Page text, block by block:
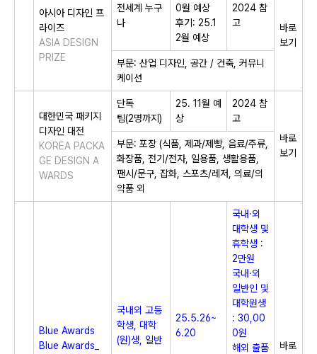
아시아 디자인 프
라이즈
ASIA DESIGN
PRIZE
전세계 누구
나
0월 예상
후기: 25.1
2월 예상
2024 참
고
바로
보기
부문: 산업 디자인, 공간 / 건축, 커뮤니
케이션
대한민국 패키지
디자인 대전
KOREA PACKA
GE DESIGN A
WARDS
단독
팀(2명까지)
25. 11월 예
상
2024 참
고
바로
보기
부문: 포장 (식품, 제과/제빵, 음료/주류,
화장품, 전기/전자, 일용품, 생활용품,
팬시/문구, 잡화, 스포츠/레저, 의료/의
약품 외
Blue Awards
Blue Awards_
국내외 고등
학생, 대학
(원)생, 일반
25.5.26~
6.20​
국내·외
대학생 및
휴학생 :
2만원
국내·외
일반인 및
대학원생
: 30,00
0원
해외 출품
바로